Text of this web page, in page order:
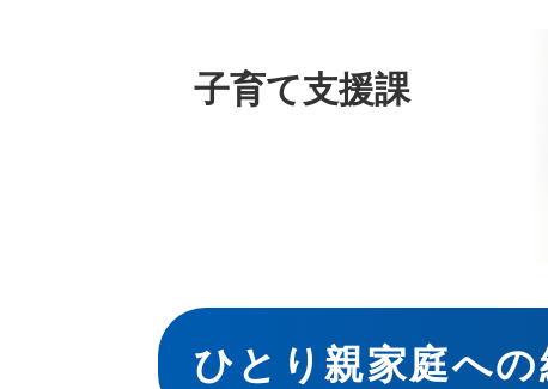
子育て支援課
本
文
ひとり親家庭へ